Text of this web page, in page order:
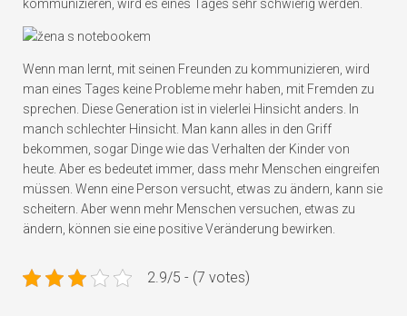
kommunizieren, wird es eines Tages sehr schwierig werden.
Wenn man lernt, mit seinen Freunden zu kommunizieren, wird
man eines Tages keine Probleme mehr haben, mit Fremden zu
sprechen. Diese Generation ist in vielerlei Hinsicht anders. In
manch schlechter Hinsicht. Man kann alles in den Griff
bekommen, sogar Dinge wie das Verhalten der Kinder von
heute. Aber es bedeutet immer, dass mehr Menschen eingreifen
müssen. Wenn eine Person versucht, etwas zu ändern, kann sie
scheitern. Aber wenn mehr Menschen versuchen, etwas zu
ändern, können sie eine positive Veränderung bewirken.
2.9/5 - (7 votes)